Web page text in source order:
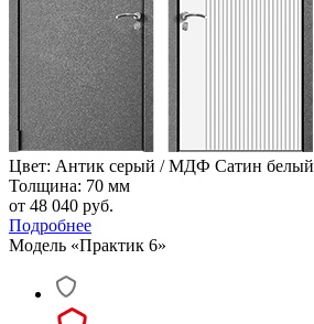
Цвет: Антик серый / МДФ Сатин белый
Толщина: 70 мм
от 48 040 руб.
Подробнее
Модель «Практик 6»